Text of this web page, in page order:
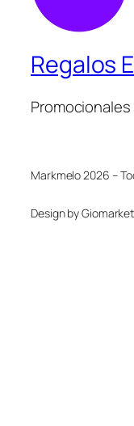
Regalos
Markmelo 2026 –
Design by